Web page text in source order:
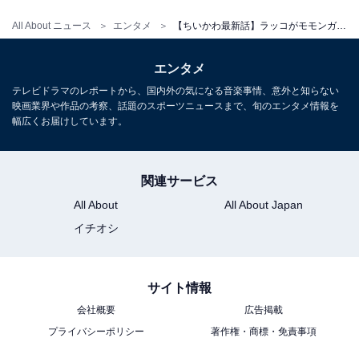
All About ニュース エンタメ
エンタメ
テレビドラマのレポートから、国内外の気になる音楽事情、意外と知らない
映画業界や作品の考察、話題のスポーツニュースまで、旬のエンタメ情報を
幅広くお届けしています。
関連サービス
All About
All About Japan
イチオシ
サイト情報
会社概要
広告掲載
プライバシーポリシー
著作権・商標・免責事項